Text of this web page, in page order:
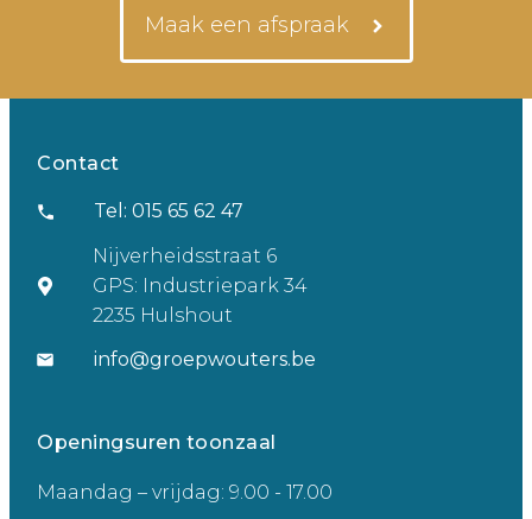
Maak een afspraak
Contact
Tel: 015 65 62 47
Nijverheidsstraat 6
GPS: Industriepark 34
2235 Hulshout
info@groepwouters.be
Openingsuren toonzaal
Maandag – vrijdag: 9.00 - 17.00